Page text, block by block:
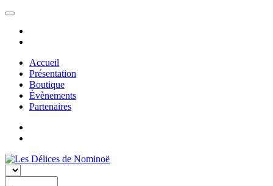
Accueil
Présentation
Boutique
Évènements
Partenaires